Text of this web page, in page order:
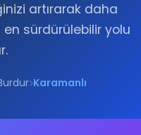
artırarak daha
sürdürülebilir yolu
Karamanlı